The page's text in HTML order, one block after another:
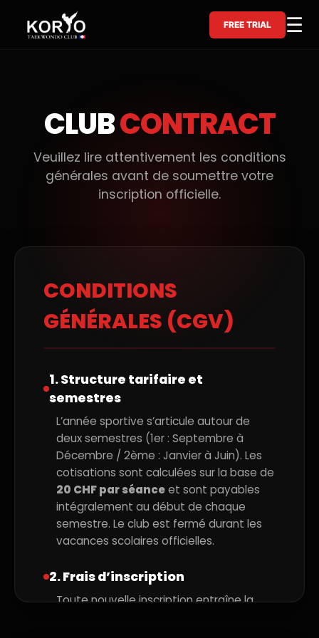
content
FREE TRIAL ☰
CLUBCONTRACT
Veuillez lire attentivement les conditions
générales avant de soumettre votre
inscription officielle.
CONDITIONS
GÉNÉRALES (CGV)
1. Structure tarifaire et
semestres
L’année sportive s’articule autour de
deux semestres (1er : Septembre à
Décembre / 2ème : Janvier à Juin). Les
cotisations sont calculées sur la base de
20 CHF par séanceet sont payables
intégralement au début de chaque
semestre. Le club est fermé durant les
vacances scolaires officielles.
2. Frais d’inscription
Toute nouvelle inscription entraîne la